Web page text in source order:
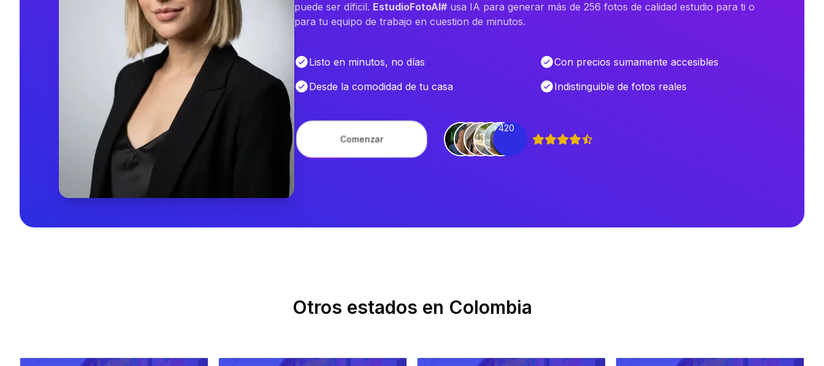
puede ser díficil. EstudioFotoAI# usa IA para generar más de 256 fotos de calidad estudio para ti o
para tu equipo de trabajo en cuestion de minutos.
Listo en minutos, no días
Con precios sumamente accesibles
Desde la comodidad de tu casa
Indistinguible de fotos reales
Comenzar
+420
Otros estados en Colombia